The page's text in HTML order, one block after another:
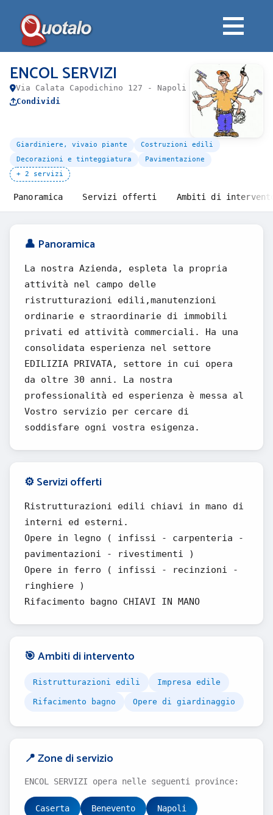
ENCOL SERVIZI
Via Calata Capodichino 127 - Napoli
Condividi
Giardiniere, vivaio piante
Costruzioni edili
Decorazioni e tinteggiatura
Pavimentazione
+ 2 servizi
Panoramica Servizi offerti Ambiti di
👤 Panoramica
La nostra Azienda, espleta la propria
attività nel campo delle
ristrutturazioni edili,manutenzioni
ordinarie e straordinarie di immobili
privati ed attività commerciali. Ha una
consolidata esperienza nel settore
EDILIZIA PRIVATA, settore in cui opera
da oltre 30 anni. La nostra
professionalità ed esperienza è messa al
Vostro servizio per cercare di
soddisfare ogni vostra esigenza.
⚙️ Servizi offerti
Ristrutturazioni edili chiavi in mano di
interni ed esterni.
Opere in legno ( infissi - carpenteria -
pavimentazioni - rivestimenti )
Opere in ferro ( infissi - recinzioni -
ringhiere )
Rifacimento bagno CHIAVI IN MANO
🎯 Ambiti di intervento
Ristrutturazioni edili Impresa edile
Rifacimento bagno Opere di giardinaggio
📍 Zone di servizio
ENCOL SERVIZI opera nelle seguenti province:
Caserta Benevento Napoli